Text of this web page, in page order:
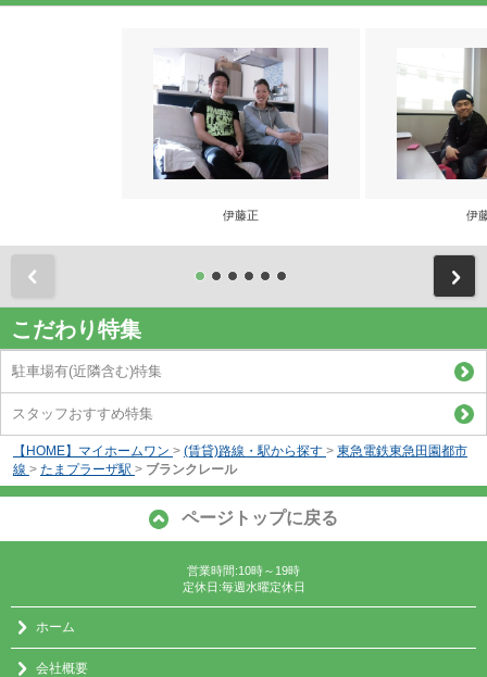
伊藤正 伊
こだわり特集
駐車場有(近隣含む)特集
スタッフおすすめ特集
【HOME】マイホームワン > (賃貸)路線・駅から探す > 東急電鉄東急田園都市
線 > たまプラーザ駅 > ブランクレール
ページトップに戻る
営業時間:10時～19時
定休日:毎週水曜定休日
ホーム
会社概要